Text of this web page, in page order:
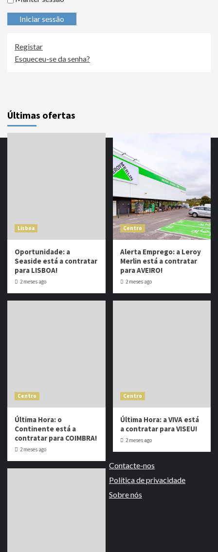
Iniciar sessão
Registar
Esqueceu-se da senha?
Últimas ofertas
Lisboa
Oportunidade: a
Seaside está a contratar
para LISBOA!
2 meses ago
Centro
Alerta Emprego: a Leroy
Merlin está a contratar
para AVEIRO!
2 meses ago
Centro
Última Hora: o
Continente está a
contratar para COIMBRA!
2 meses ago
Centro
Última Hora: a VIVA está
a contratar para VISEU!
2 meses ago
Contacte-nos
Política de privacidade
Sobre nós